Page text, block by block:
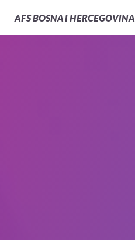
AFSBOSNA I HERCEGOVINA